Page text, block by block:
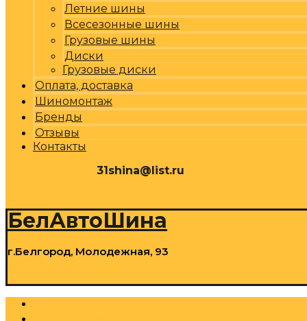
Летние шины
Всесезонные шины
Грузовые шины
Диски
Грузовые диски
Оплата, доставка
Шиномонтаж
Бренды
Отзывы
Контакты
31shina@list.ru
БелАвтоШина
г.Белгород, Молодежная, 93